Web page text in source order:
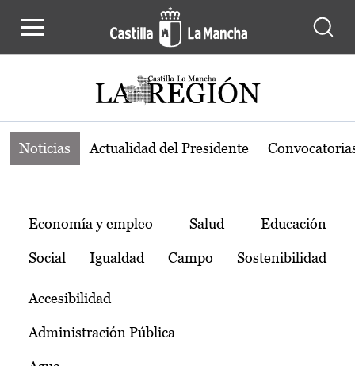
Noticias de la región de Castilla-La
Noticias Actualidad del Presidente
Temas
Economía y empleo Salud Educación
Social Igualdad Campo Sostenibilidad
Accesibilidad
Administración Pública